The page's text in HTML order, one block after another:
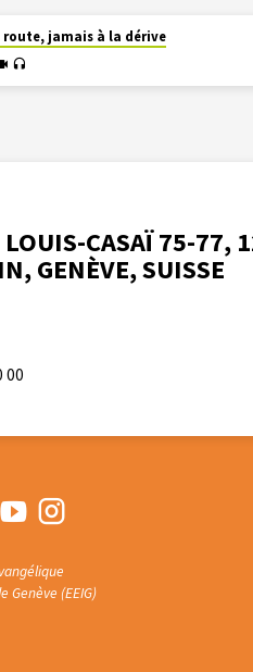
route, jamais à la dérive
LOUIS-CASAÏ 75-77,
GENÈVE, SUISSE
00
Genève (EEIG)